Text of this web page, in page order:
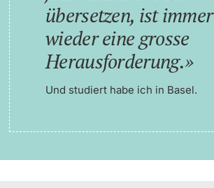
übersetzen, ist immer
wieder eine grosse
Herausforderung.
Und studiert habe ich in Basel.